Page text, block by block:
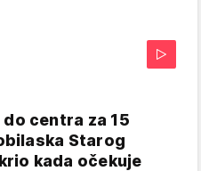
centra za 15
Starog
kada očekuje